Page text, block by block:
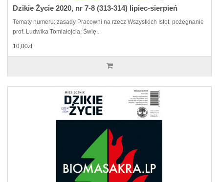
Dzikie Życie 2020, nr 7-8 (313-314) lipiec-sierpień
Tematy numeru: zasady Pracowni na rzecz Wszystkich Istot, pożegnanie
prof. Ludwika Tomiałojcia, Świę..
10,00zł